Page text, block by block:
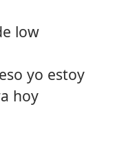
low
yo estoy
hoy